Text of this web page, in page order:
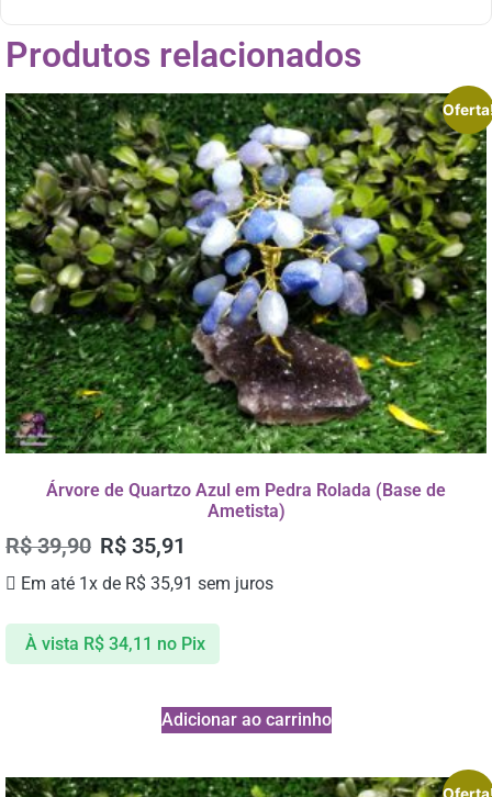
Produtos relacionados
Árvore de Quartzo Azul em Pedra Rolada (Base de
Ametista)
R$39,90 R$ 35,91
Em até 1x de R$ 35,91 sem juros
À vista R$34,11 no Pix
Adicionar ao carrinho